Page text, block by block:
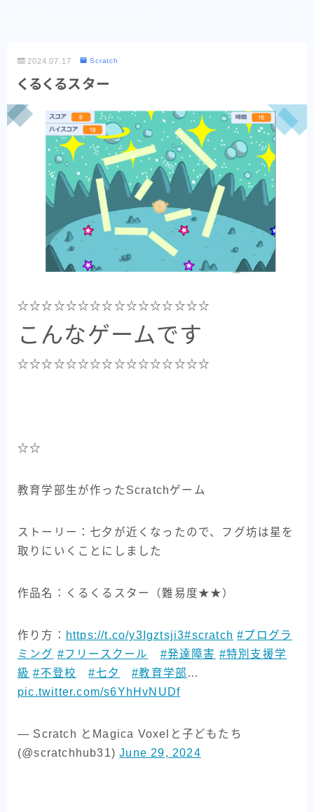
2024.07.17 Scratch
くるくるスター
☆☆☆☆☆☆☆☆☆☆☆☆☆☆☆☆
こんなゲームです
☆☆☆☆☆☆☆☆☆☆☆☆☆☆☆☆
☆☆
教育学部生が作ったScratchゲーム
ストーリー：七夕が近くなったので、フグ坊は星を
取りにいくことにしました
作品名：くるくるスター（難易度★★）
作り方： https://t.co/y3Igztsji3#scratch #プログラ
ミング #フリースクール #発達障害 #特別支援学
級 #不登校 #七夕 #教育学部 …
pic.twitter.com/s6YhHvNUDf
— Scratch とMagica Voxelと子どもたち
(@scratchhub31)June 29, 2024